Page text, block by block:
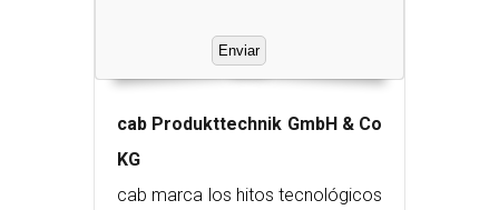
cab Produkttechnik GmbH & Co
KG
cab marca los hitos tecnológicos